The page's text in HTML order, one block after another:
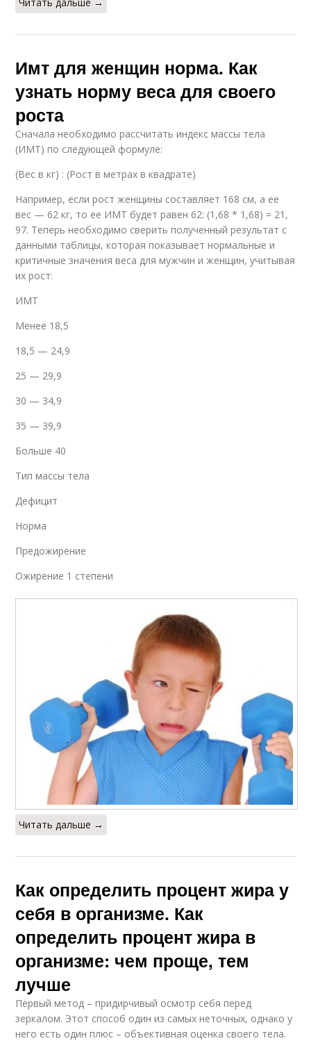
Имт для женщин норма. Как
узнать норму веса для своего
роста
Сначала необходимо рассчитать индекс массы тела
(ИМТ) по следующей формуле:
(Вес в кг) : (Рост в метрах в квадрате)
Например, если рост женщины составляет 168 см, а ее
вес — 62 кг, то ее ИМТ будет равен 62: (1,68 * 1,68) = 21,
97. Теперь необходимо сверить полученный результат с
данными таблицы, которая показывает нормальные и
критичные значения веса для мужчин и женщин, учитывая
их рост:
ИМТ
Менее 18,5
18,5 — 24,9
25 — 29,9
30 — 34,9
35 — 39,9
Больше 40
Тип массы тела
Дефицит
Норма
Предожирение
Ожирение 1 степени
Читать дальше →
Как определить процент жира у
себя в организме. Как
определить процент жира в
организме: чем проще, тем
лучше
Первый метод – придирчивый осмотр себя перед
зеркалом. Этот способ один из самых неточных, однако у
него есть один плюс – объективная оценка своего тела.